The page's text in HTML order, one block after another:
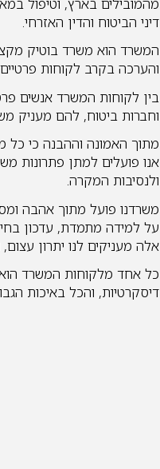
דיני הביטוח והדין האזרחי.
המשרד הוא משרד בוטיק
והערכה בקרב לקוחות
בין לקוחות המשרד אנשים
וחברות ביטוח, להם מעניק
מתוך האמונה וההבנה כי כל
אנו פועלים למתן פתרונות
ולנסיבות המקרה.
משרדנו פועל מתוך אהבה
על למידה מתמדת, עדכון
אלה מעניקים לנו יתרון
כל אחד מלקוחות המשרד הוא
דיסקרטיות, והכל באיכות